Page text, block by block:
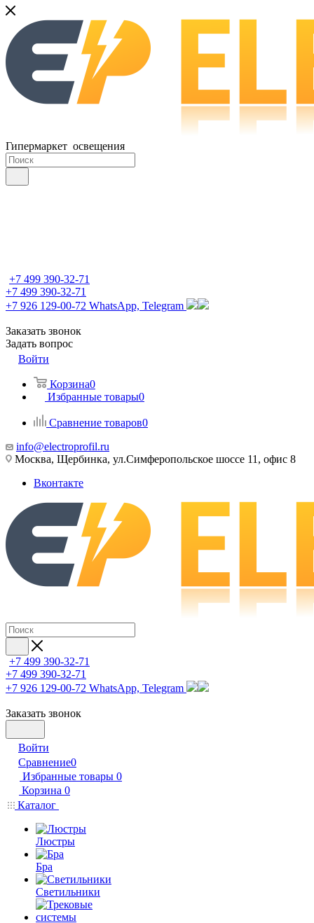
Гипермаркет освещения
+7 499 390-32-71
+7 499 390-32-71
+7 926 129-00-72 WhatsApp, Telegram
Заказать звонок
Задать вопрос
Войти
Корзина0
Избранные товары0
Сравнение товаров0
info@electroprofil.ru
Москва, Щербинка, ул.Симферопольское шоссе 11, офис 8
Вконтакте
+7 499 390-32-71
+7 499 390-32-71
+7 926 129-00-72 WhatsApp, Telegram
Заказать звонок
Войти
Сравнение0
Избранные товары 0
Корзина 0
Каталог
Люстры
Бра
Светильники